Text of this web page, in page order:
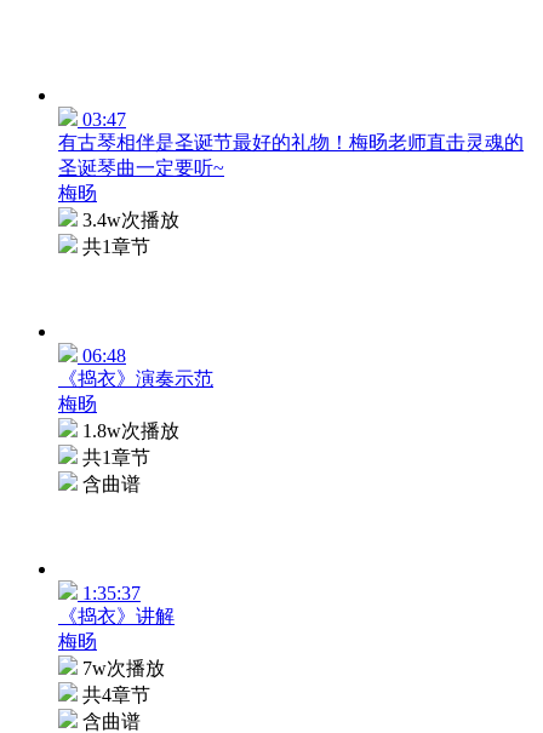
03:47
有古琴相伴是圣诞节最好的礼物！梅旸老师直击灵魂的
圣诞琴曲一定要听~
梅旸
3.4w次播放
共1章节
06:48
《捣衣》演奏示范
梅旸
1.8w次播放
共1章节
含曲谱
1:35:37
《捣衣》讲解
梅旸
7w次播放
共4章节
含曲谱